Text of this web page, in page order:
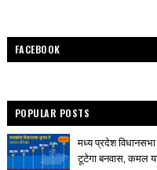
FACEBOOK
POPULAR POSTS
मध्य प्रदेश विधानसभा
टूटेगा बनवास, कमल